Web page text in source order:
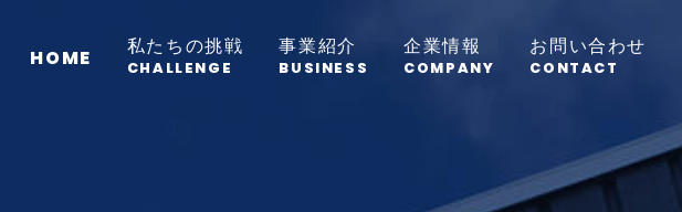
HOME 私たちの挑戦
CHALLENGE
事業紹介
BUSINESS
企業情報
COMPANY
お問い合わせ
CONTACT